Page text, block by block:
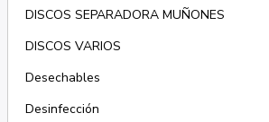
DISCOS SEPARADORA MUÑONES
DISCOS VARIOS
Desechables
Desinfección